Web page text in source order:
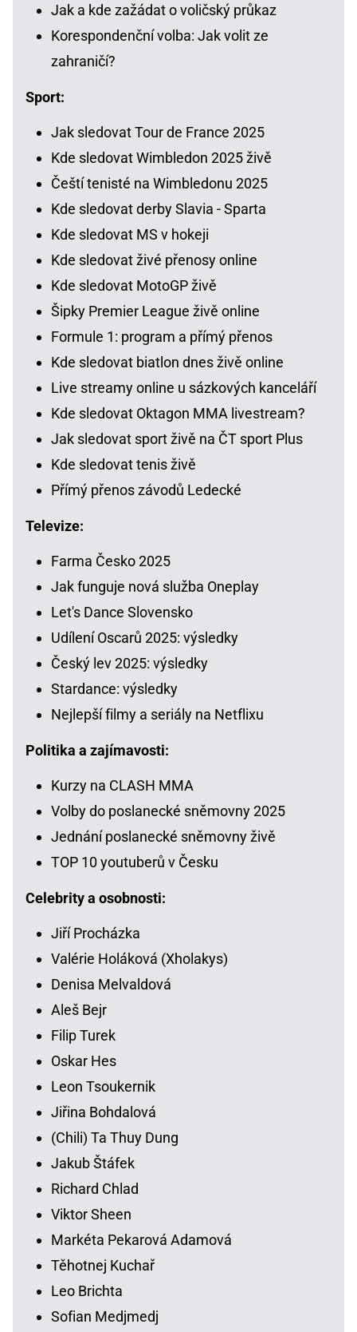
Jak a kde zažádat o voličský průkaz
Korespondenční volba: Jak volit ze
zahraničí?
Sport:
Jak sledovat Tour de France 2025
Kde sledovat Wimbledon 2025 živě
Čeští tenisté na Wimbledonu 2025
Kde sledovat derby Slavia - Sparta
Kde sledovat MS v hokeji
Kde sledovat živé přenosy online
Kde sledovat MotoGP živě
Šipky Premier League živě online
Formule 1: program a přímý přenos
Kde sledovat biatlon dnes živě online
Live streamy online u sázkových kanceláří
Kde sledovat Oktagon MMA livestream?
Jak sledovat sport živě na ČT sport Plus
Kde sledovat tenis živě
Přímý přenos závodů Ledecké
Televize:
Farma Česko 2025
Jak funguje nová služba Oneplay
Let's Dance Slovensko
Udílení Oscarů 2025: výsledky
Český lev 2025: výsledky
Stardance: výsledky
Nejlepší filmy a seriály na Netflixu
Politika a zajímavosti:
Kurzy na CLASH MMA
Volby do poslanecké sněmovny 2025
Jednání poslanecké sněmovny živě
TOP 10 youtuberů v Česku
Celebrity a osobnosti:
Jiří Procházka
Valérie Holáková (Xholakys)
Denisa Melvaldová
Aleš Bejr
Filip Turek
Oskar Hes
Leon Tsoukernik
Jiřina Bohdalová
(Chili) Ta Thuy Dung
Jakub Štáfek
Richard Chlad
Viktor Sheen
Markéta Pekarová Adamová
Těhotnej Kuchař
Leo Brichta
Sofian Medjmedj